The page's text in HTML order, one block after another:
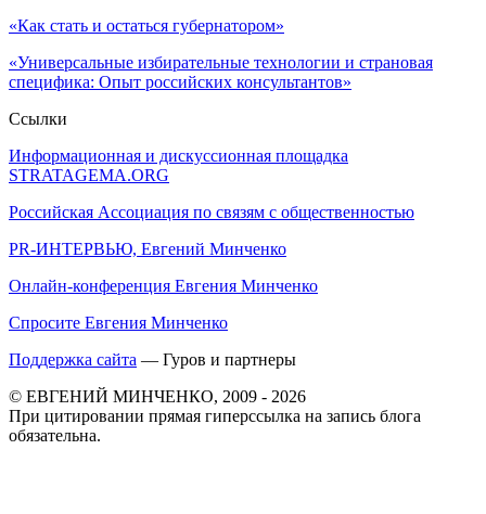
«Как стать и остаться губернатором»
«Универсальные избирательные технологии и страновая
специфика: Опыт российских консультантов»
Ссылки
Информационная и дискуссионная площадка
STRATAGEMA.ORG
Российская Ассоциация по связям с общественностью
PR-ИНТЕРВЬЮ, Евгений Минченко
Онлайн-конференция Евгения Минченко
Спросите Евгения Минченко
Поддержка сайта — Гуров и партнеры
© ЕВГЕНИЙ МИНЧЕНКО, 2009 - 2026
При цитировании прямая гиперссылка на запись блога
обязательна.